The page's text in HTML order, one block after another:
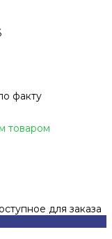
факту
товаром
для заказа